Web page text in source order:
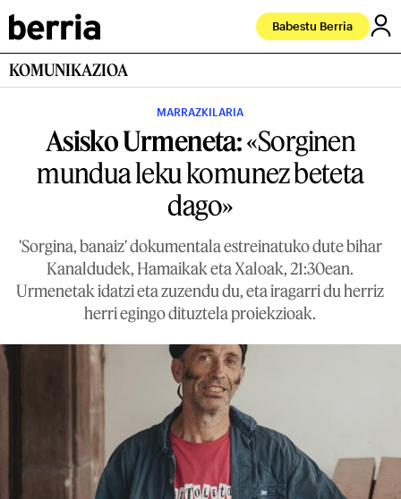
Babestu Berria
KOMUNIKAZIOA
MARRAZKILARIA
Asisko Urmeneta:«Sorginen
mundua leku komunez beteta
dago»
'Sorgina, banaiz' dokumentala estreinatuko dute bihar
Kanaldudek, Hamaikak eta Xaloak, 21:30ean.
Urmenetak idatzi eta zuzendu du, eta iragarri du herriz
herri egingo dituztela proiekzioak.